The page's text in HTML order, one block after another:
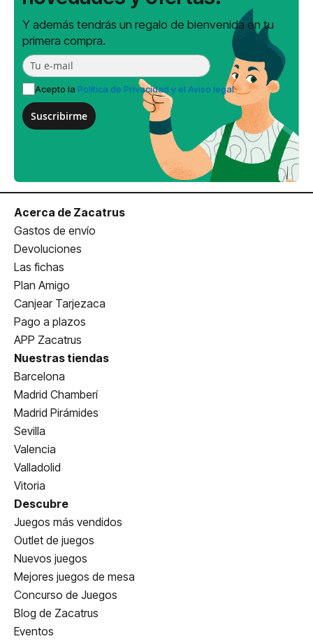
Y además tendrás un regalo de bienvenida en tu
primera compra.
Acepto la Política de Privacidad y el Aviso legal
Suscribirme
Acerca de Zacatrus
Gastos de envío
Devoluciones
Las fichas
Plan Amigo
Canjear Tarjezaca
Pago a plazos
APP Zacatrus
Nuestras tiendas
Barcelona
Madrid Chamberí
Madrid Pirámides
Sevilla
Valencia
Valladolid
Vitoria
Descubre
Juegos más vendidos
Outlet de juegos
Nuevos juegos
Mejores juegos de mesa
Concurso de Juegos
Blog de Zacatrus
Eventos